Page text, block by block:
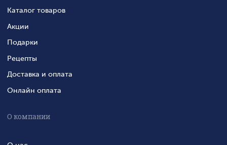
Каталог товаров
Акции
Подарки
Рецепты
Доставка и оплата
Онлайн оплата
О компании